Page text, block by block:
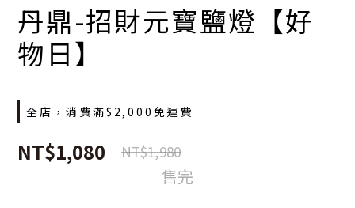
丹鼎-招財元寶鹽燈【好
物日】
全店，消費滿$2,000免運費
NT$1,080 NT$1,980
售完